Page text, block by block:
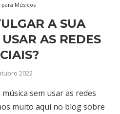
para Músicos
A SUA
AS REDES
2022
sem usar as redes
muito aqui no blog sobre